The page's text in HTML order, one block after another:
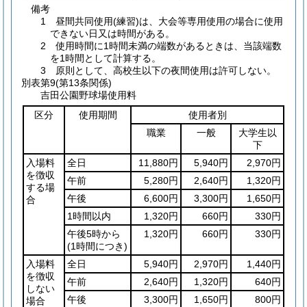
備考
1 昼間共同使用(練習)は、大会等専用使用の場合に使用
できない日又は時間がある。
2 使用時間に1時間未満の端数があるときは、当該端数
を1時間として計算する。
3 原則として、高校生以下の夜間使用は許可しない。
別表第9(第13条関係)
吉田公園野球場使用料
区分
使用期間
使用者別
職業
一般
大学生以
下
入場料
を徴収
する場
合
全日 11,880円 5,940円
2,970円
午前
5,280円 2,640円
1,320円
午後
6,600円 3,300円
1,650円
1時間以内
1,320円 660円
330円
午後5時から
(1時間につき)
1,320円 660円 330円
入場料
を徴収
しない
場合
全日 5,940円 2,970円
1,440円
午前
2,640円 1,320円
640円
午後
3,300円 1,650円
800円